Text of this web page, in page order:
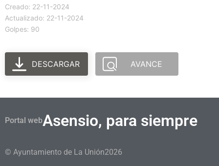
Creado: 22-11-2024
Actualizado: 22-11-2024
Golpes: 90
DESCARGAR AVANCE
Portal webAsensio, para siempre
© Ayuntamiento de La Unión2026